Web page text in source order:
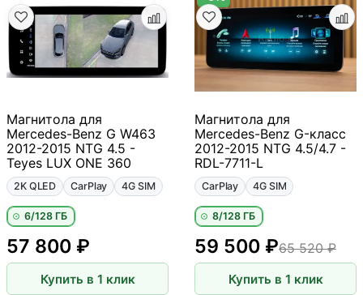
Магнитола для
Mercedes-Benz G W463
2012-2015 NTG 4.5 -
Teyes LUX ONE 360
2K QLED CarPlay 4G SIM
6/128 ГБ
57 800 ₽
Купить в 1 клик
Магнитола для
Mercedes-Benz G-класс
2012-2015 NTG 4.5/4.7 -
RDL-7711-L
CarPlay 4G SIM
8/128 ГБ
65 520 ₽
59 500 ₽
Купить в 1 клик